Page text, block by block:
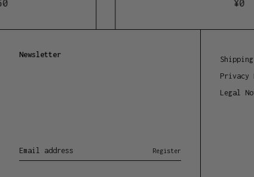
0
Newsletter
Email address Register
Privacy
Legal